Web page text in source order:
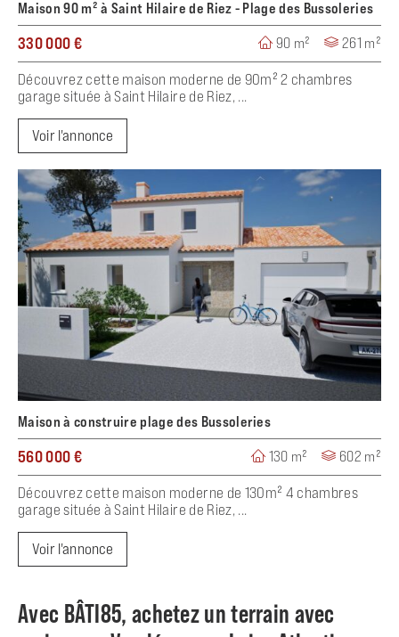
Maison 90 m² à Saint Hilaire de Riez - Plage des Bussoleries
330 000 € 90 m² 261 m²
Découvrez cette maison moderne de 90m² 2 chambres
garage située à Saint Hilaire de Riez, ...
Voir l'annonce
Maison à construire plage des Bussoleries
560 000 € 130 m² 602 m²
Découvrez cette maison moderne de 130m² 4 chambres
garage située à Saint Hilaire de Riez, ...
Voir l'annonce
Avec BÂTI85, achetez un terrain avec